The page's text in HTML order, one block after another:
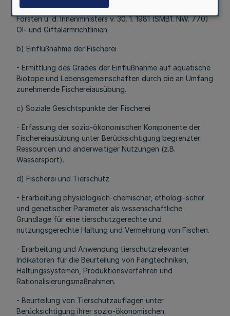
RdErl. d. Ministers für Ernährung, Landwirtschaft und
Forsten u. d. Innenministers v. 30. 1. 1981 (SMB1. NW. 770)
Öl- und Giftalarmrichtlinien.
b) Einflußnahme der Fischerei
- Ermittlung des Grades der Einflußnahme auf aquatische
Biotope und Lebensgemeinschaften durch die an Umfang
zunehmende Fischereiausübung.
c) Soziale Gesichtspunkte der Fischerei
- Erfassung der sozio-ökonomischen Komponente der
Fischereiausübung unter Berücksichtigung begrenzter
Ressourcen und anderweitiger Nutzungen (z.B.
Wassersport).
d) Fischerei und Tierschutz
- Erarbeitung physiologisch-chemischer, ethologi-scher
und genetischer Parameter als wissenschaftliche
Grundlage für eine tierschutzgerechte und
nutzungsgerechte Haltung und Vermehrung von Fischen.
- Erarbeitung und Anwendung tierschutzrelevanter
Indikatoren für die Beurteilung von Fangtechniken,
Haltungssystemen, Produktionsverfahren und
Rationalisierungsmaßnahmen.
- Beurteilung von Tierschutzauflagen unter
Berücksichtigung ihrer sozio-ökonomischen